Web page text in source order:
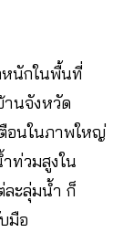
หนักในพื้นที่
านจังหวัด
อนในภาพใหญ่
ท่วมสูงใน
ะลุ่มน้ำ ก็
มือ